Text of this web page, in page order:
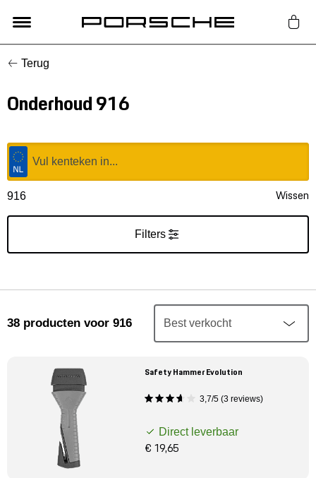
Lifestyle
Auto Accessoires
Classic
Nieuw
Mijn account
Meer Porsche
Porsche informatie
Terug
Onderhoud 916
916 Wissen
Filters
38 producten voor 916
Safety Hammer Evolution
3,7/5 (3 reviews)
Direct leverbaar
€ 19,65